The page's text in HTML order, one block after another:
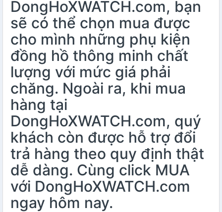
DongHoXWATCH.com, bạn
sẽ có thể chọn mua được
cho mình những phụ kiện
đồng hồ thông minh chất
lượng với mức giá phải
chăng. Ngoài ra, khi mua
hàng tại
DongHoXWATCH.com, quý
khách còn được hỗ trợ đổi
trả hàng theo quy định thật
dễ dàng. Cùng click MUA
với DongHoXWATCH.com
ngay hôm nay.